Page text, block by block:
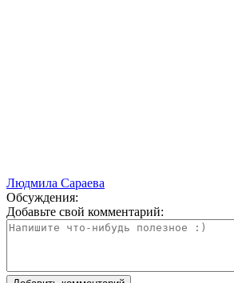
Людмила Сараева
Обсуждения:
Добавьте свой комментарий: